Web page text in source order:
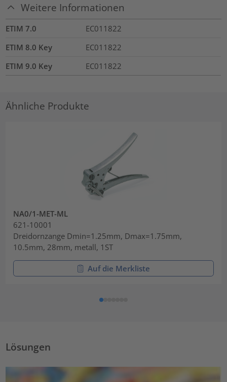
Weitere Informationen
ETIM 7.0
EC011822
ETIM 8.0 Key
EC011822
ETIM 9.0 Key
EC011822
Ähnliche Produkte
NA0/1-MET-ML
621-10001
Dreidornzange Dmin=1.25mm, Dmax=1.75mm,
10.5mm, 28mm, metall, 1ST
Auf die Merkliste
Lösungen